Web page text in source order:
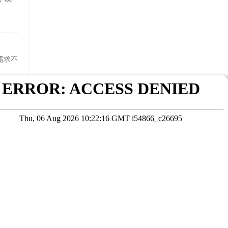
求不
院公布为准